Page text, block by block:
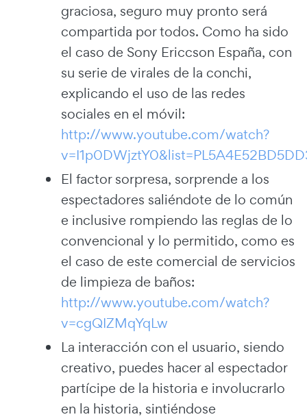
graciosa, seguro muy pronto será
compartida por todos. Como ha sido
el caso de Sony Ericcson España, con
su serie de virales de la conchi,
explicando el uso de las redes
sociales en el móvil:
http://www.youtube.com/watch?
El factor sorpresa, sorprende a los
espectadores saliéndote de lo común
e inclusive rompiendo las reglas de lo
convencional y lo permitido, como es
el caso de este comercial de servicios
de limpieza de baños:
http://www.youtube.com/watch?
v=cgQIZMqYqLw
La interacción con el usuario, siendo
creativo, puedes hacer al espectador
partícipe de la historia e involucrarlo
en la historia, sintiéndose